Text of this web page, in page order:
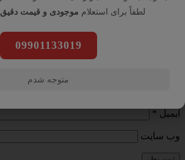
نقاط قوت
ایمیل *
وب‌ سایت
لطفاً برای استعلام موجودی و قیمت دقیق
09901133019
متوجه شدم